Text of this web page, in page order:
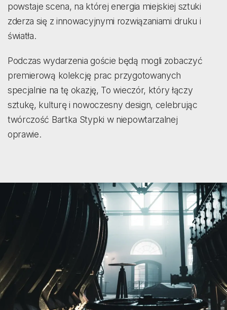
powstaje scena, na której energia miejskiej sztuki
zderza się z innowacyjnymi rozwiązaniami druku i
światła.
Podczas wydarzenia goście będą mogli zobaczyć
premierową kolekcję prac przygotowanych
specjalnie na tę okazję, To wieczór, który łączy
sztukę, kulturę i nowoczesny design, celebrując
twórczość Bartka Stypki w niepowtarzalnej
oprawie.